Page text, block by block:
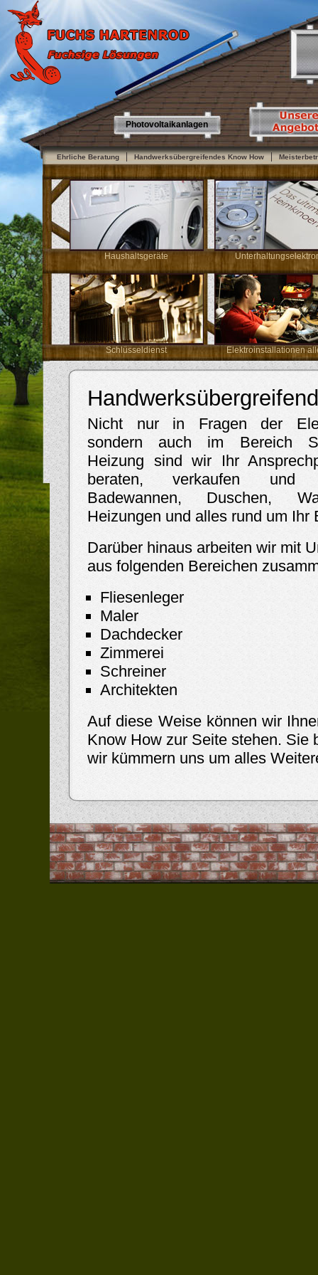
Photovoltaikanlagen
Ehrliche Beratung Handwerksübergreifendes Know How
Haushaltsgeräte
Schlüsseldienst Elektroinstallationen
Nicht nur in Fragen der
sondern auch im Bereich
Heizung sind wir Ihr
beraten, verkaufen und
Badewannen, Duschen,
Heizungen und alles rund um Ihr
Darüber hinaus arbeiten wir mit
aus folgenden Bereichen
Fliesenleger
Maler
Dachdecker
Zimmerei
Schreiner
Architekten
Auf diese Weise können wir
Know How zur Seite stehen. Sie
wir kümmern uns um alles